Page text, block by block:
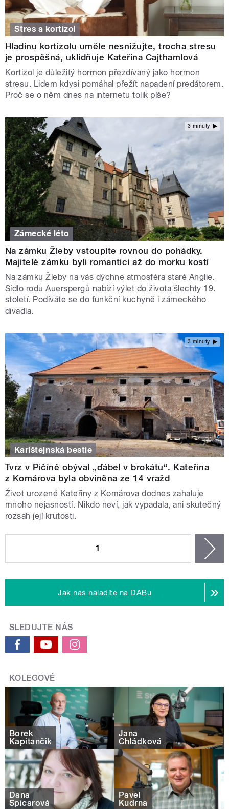
Stres a kortizol
Hladinu kortizolu uměle nesnižujte, trocha stresu
je prospěšná, uklidňuje Kateřina Cajthamlová
Kortizol je důležitý hormon přezdívaný jako hormon
stresu. Lidem kdysi pomáhal přežít napadení predátorem.
Proč se o něm dnes na internetu tolik píše?
3 minuty
Zámecké léto
Na zámku Žleby vstoupíte rovnou do pohádky.
Majitelé zámku byli romantici až do morku kostí
Na zámku Žleby na vás dýchne atmosféra staré Anglie.
Sídlo rodu Auerspergů nabízí výlet do života šlechty 19.
století. Podíváte se do funkční kuchyně i zámeckého
divadla.
3 minuty
Karlštejnská bestie
Tvrz v Pičíně obýval „ďábel v brokátu“. Kateřina
z Komárova byla obviněna ze 14 vražd
Život urozené Kateřiny z Komárova dodnes zahaluje
mnoho nejasností. Nikdo neví, jak vypadala, ani skutečný
rozsah její krutosti.
1
Jak nás naladíte na DABu
SLEDUJTE NÁS
KOLEGOVÉ
Borek
Kapitančik
Jana
Chládková
Dana
Špicarová
Pavel
Kudrna